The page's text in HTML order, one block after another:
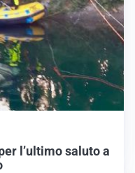
l’ultimo saluto a